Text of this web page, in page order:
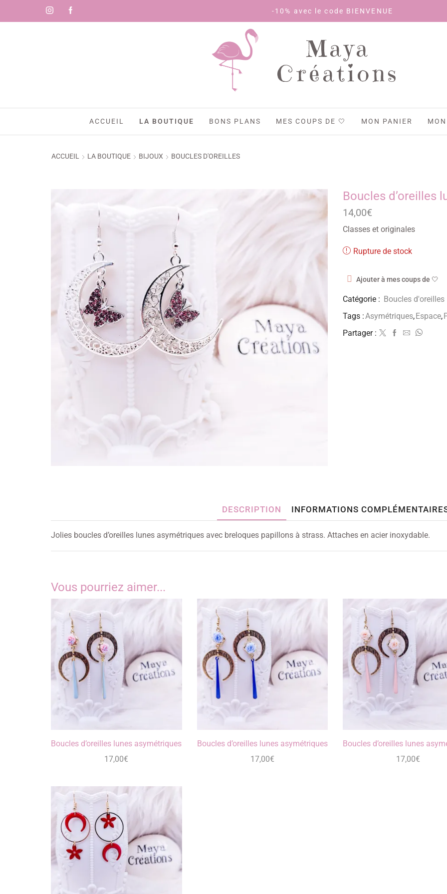
-10% avec le code BIENVENUE
Maya
Créations
ACCUEIL LA BOUTIQUE BONS PLANS MES COUPS DE 🤍 MON PANIER
ACCUEIL LA BOUTIQUE BIJOUX BOUCLES D'OREILLES
Boucles d’oreilles
14,00€
Classes et originales
Rupture de stock
Ajouter à mes coups de 🤍
Catégorie : Boucles d'oreilles
Tags :Asymétriques,Espace,
Partager :
DESCRIPTION INFORMATIONS
Jolies boucles d’oreilles lunes asymétriques avec breloques papillons à strass. Attaches en acier inoxydable.
Vous pourriez aimer...
Boucles d’oreilles lunes asymétriques
17,00€
Boucles d’oreilles lunes asymétriques
17,00€
Boucles d’oreilles lunes
17,00€